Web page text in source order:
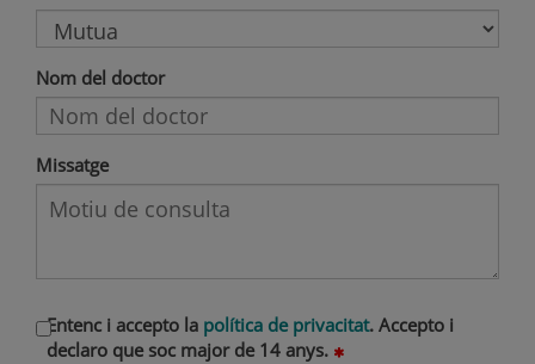
Nom del doctor
Missatge
Entenc i accepto la política de privacitat. Accepto i
declaro que soc major de 14 anys.